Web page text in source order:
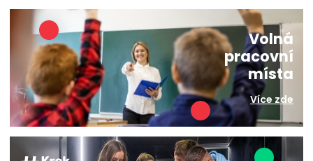
Volná
pracovní
místa
Více zde